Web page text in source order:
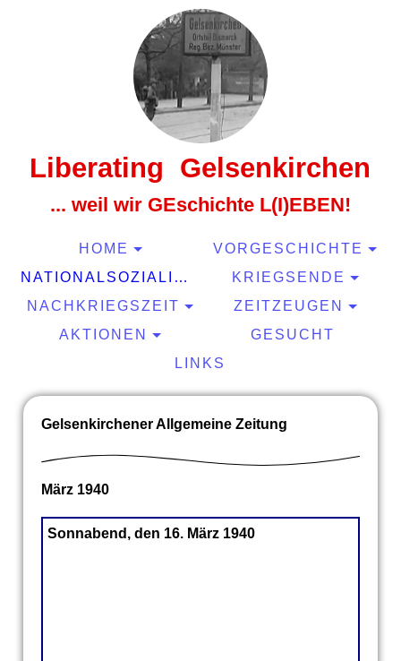
Liberating Gelsenkirchen
... weil wir GEschichte L(I)EBEN!
HOME
VORGESCHICHTE
NATIONALSOZIALISMUS
KRIEGSENDE
NACHKRIEGSZEIT
ZEITZEUGEN
AKTIONEN
GESUCHT
LINKS
Gelsenkirchener Allgemeine Zeitung
März 1940
Sonnabend, den 16. März 1940